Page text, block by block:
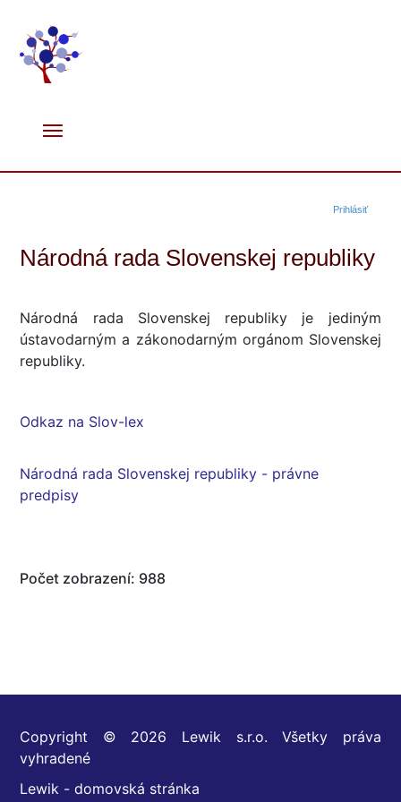
Prihlásiť
Národná rada Slovenskej republiky
Národná rada Slovenskej republiky je jediným
ústavodarným a zákonodarným orgánom Slovenskej
republiky.
Odkaz na Slov-lex
Národná rada Slovenskej republiky - právne
predpisy
Počet zobrazení: 988
Copyright © 2026 Lewik s.r.o. Všetky práva
vyhradené
Lewik - domovská stránka